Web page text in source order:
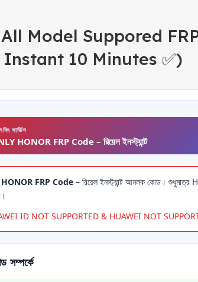
Model Suppored
10 Minutes ✅)
সার্ভিস
HONOR FRP Code – রিয়েল ইনস্ট্যান্ট
FRP Code – রিয়েল ইনস্ট্যান্ট আনলক কোড। শুধুমাত্র
ID NOT SUPPORTED & HUAWEI NOT
সম্পর্কে